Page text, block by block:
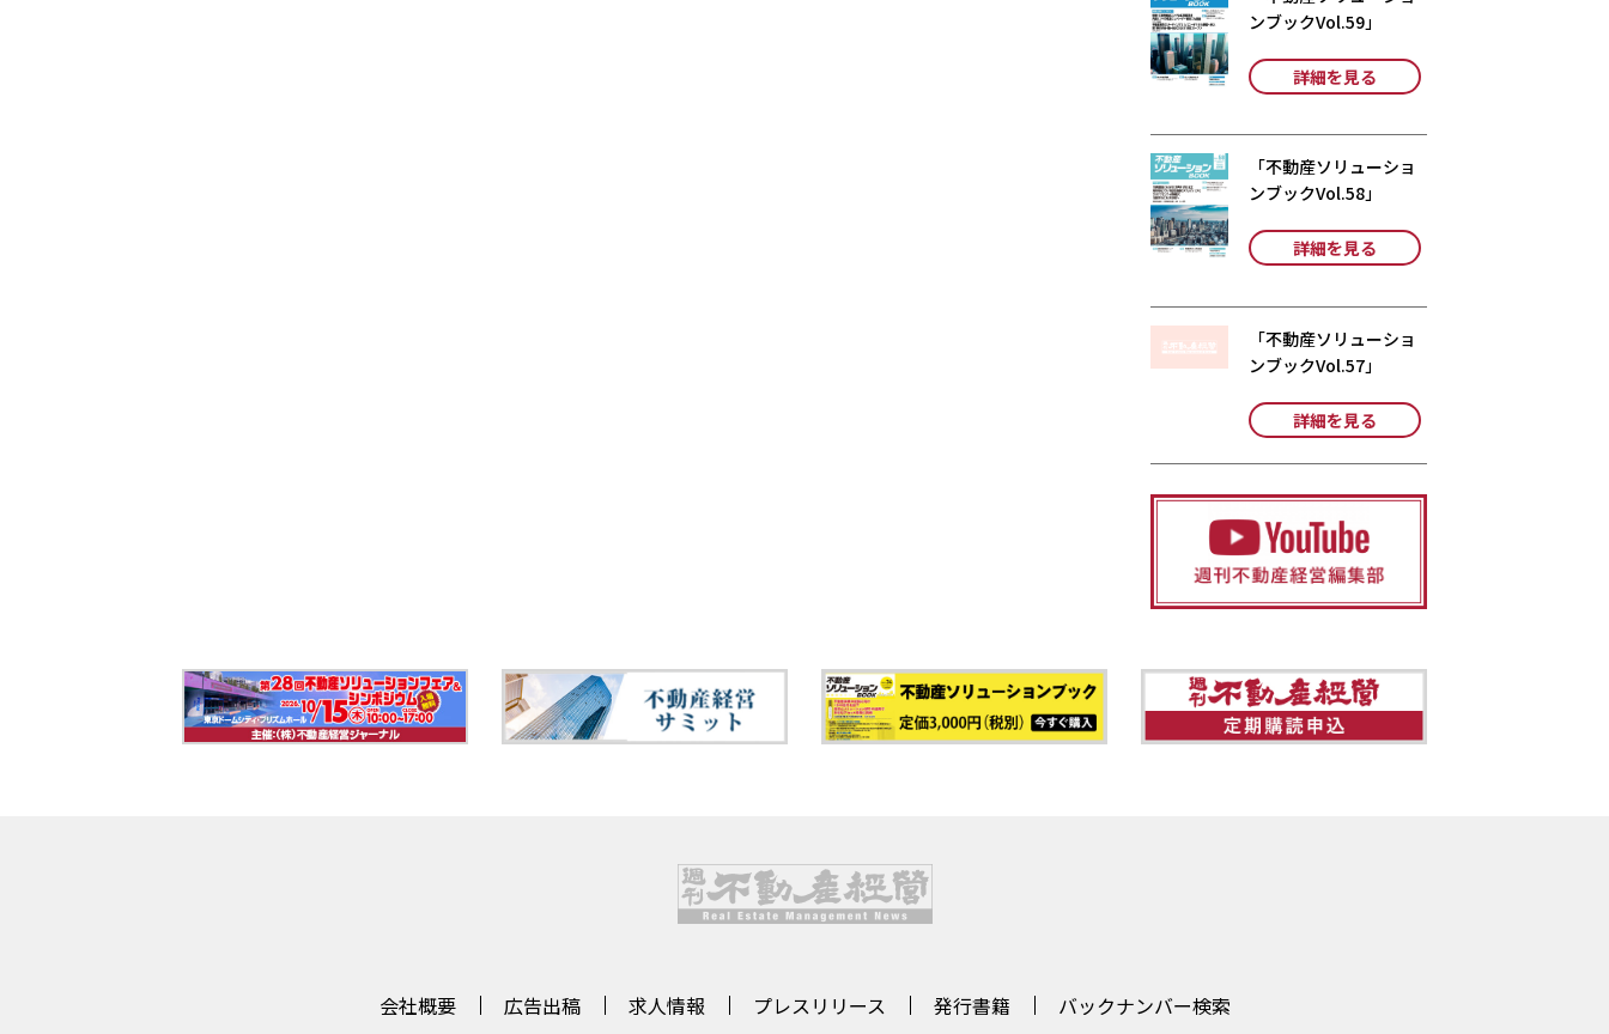
ンブックVol.59」
詳細を見る
「不動産ソリューショ
ンブックVol.58」
詳細を見る
「不動産ソリューショ
ンブックVol.57」
詳細を見る
会社概要 広告出稿 求人情報 プレスリリース 発行書籍 バックナンバー検索